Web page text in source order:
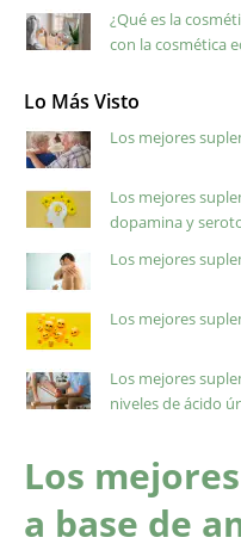
¿Qué es la
con la cosmética
Lo Más Visto
Los mejores
Los mejores
dopamina y
Los mejores
Los mejores
Los mejores
niveles de ácido
Los
a base de